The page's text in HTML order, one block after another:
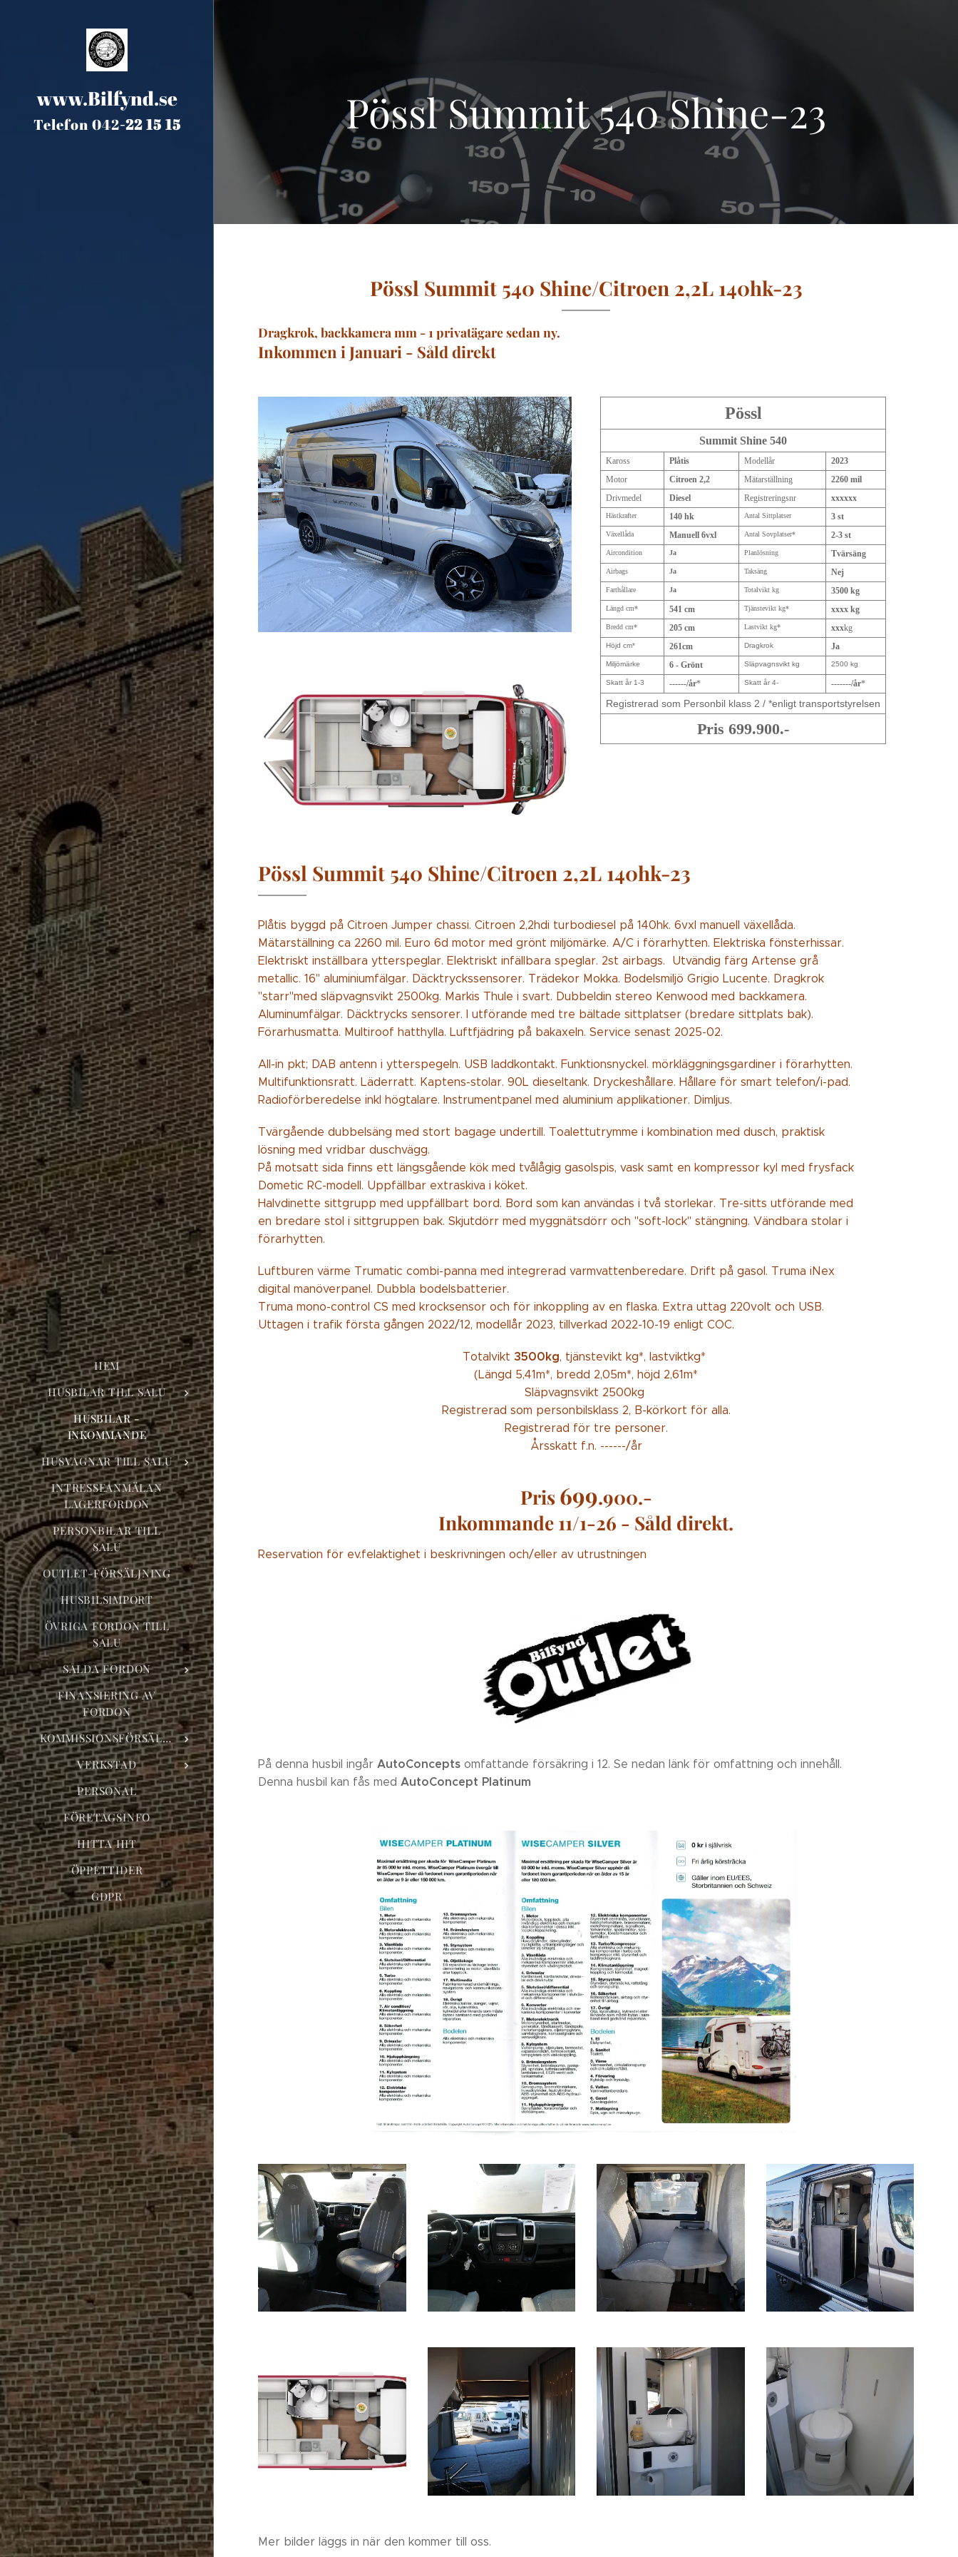
www.Bilfynd.se
Telefon 042-22 15 15
HEM
HUSBILAR TILL SALU
HUSBILAR -
INKOMMANDE
HUSVAGNAR TILL SALU
INTRESSEANMÄLAN
LAGERFORDON
PERSONBILAR TILL
SALU
OUTLET-FÖRSÄLJNING
HUSBILSIMPORT
ÖVRIGA FORDON TILL
SALU
SÅLDA FORDON
FINANSIERING AV
FORDON
KOMMISSIONSFÖRSÄLJNING
VERKSTAD
PERSONAL
FÖRETAGSINFO
HITTA HIT
ÖPPETTIDER
GDPR
Pössl Summit 540 Shine-23
Pössl Summit 540 Shine/Citroen 2,2L 140hk-23
Dragkrok, backkamera mm - 1 privatägare sedan ny.
Inkommen i Januari - Såld direkt
Pössl
Summit Shine 540
Kaross Plåtis Modellår
2023
Motor
Citroen 2,2 Mätarställning
2260 mil
Drivmedel
Diesel Registreringsnr xxxxxx
Hästkrafter 140 hk Antal Sittplatser 3 st
Växellåda Manuell 6vxl Antal Sovplatser* 2-3 st
Aircondition Ja Planlösning Tvärsäng
Airbags Ja Taksäng Nej
Farthållare Ja Totalvikt kg 3500 kg
Längd cm* 541 cm Tjänstevikt kg* xxxx kg
Bredd cm* 205 cm Lastvikt kg* xxxkg
Höjd cm* 261cm Dragkrok Ja
Miljömärke 6 - Grönt Släpvagnsvikt kg 2500 kg
Skatt år 1-3 ------/år* Skatt år 4- -------/år*
Registrerad som Personbil klass 2 / *enligt transportstyrelsen
Pris 699.900.-
Pössl Summit 540 Shine/Citroen 2,2L 140hk-23
Plåtis byggd på Citroen Jumper chassi. Citroen 2,2hdi turbodiesel på 140hk. 6vxl manuell växellåda.
Mätarställning ca 2260 mil. Euro 6d motor med grönt miljömärke. A/C i förarhytten. Elektriska fönsterhissar.
Elektriskt inställbara ytterspeglar. Elektriskt infällbara speglar. 2st airbags. Utvändig färg Artense grå
metallic. 16" aluminiumfälgar. Däcktryckssensorer. Trädekor Mokka. Bodelsmiljö Grigio Lucente. Dragkrok
"starr"med släpvagnsvikt 2500kg. Markis Thule i svart. Dubbeldin stereo Kenwood med backkamera.
Aluminumfälgar. Däcktrycks sensorer. I utförande med tre bältade sittplatser (bredare sittplats bak).
Förarhusmatta. Multiroof hatthylla. Luftfjädring på bakaxeln. Service senast 2025-02.
All-in pkt; DAB antenn i ytterspegeln. USB laddkontakt. Funktionsnyckel. mörkläggningsgardiner i förarhytten.
Multifunktionsratt. Läderratt. Kaptens-stolar. 90L dieseltank. Dryckeshållare. Hållare för smart telefon/i-pad.
Radioförberedelse inkl högtalare. Instrumentpanel med aluminium applikationer. Dimljus.
Tvärgående dubbelsäng med stort bagage undertill. Toalettutrymme i kombination med dusch, praktisk
lösning med vridbar duschvägg.
På motsatt sida finns ett längsgående kök med tvålågig gasolspis, vask samt en kompressor kyl med frysfack
Dometic RC-modell. Uppfällbar extraskiva i köket.
Halvdinette sittgrupp med uppfällbart bord. Bord som kan användas i två storlekar. Tre-sitts utförande med
en bredare stol i sittgruppen bak. Skjutdörr med myggnätsdörr och "soft-lock" stängning. Vändbara stolar i
förarhytten.
Luftburen värme Trumatic combi-panna med integrerad varmvattenberedare. Drift på gasol. Truma iNex
digital manöverpanel. Dubbla bodelsbatterier.
Truma mono-control CS med krocksensor och för inkoppling av en flaska. Extra uttag 220volt och USB.
Uttagen i trafik första gången 2022/12, modellår 2023, tillverkad 2022-10-19 enligt COC.
Totalvikt 3500kg, tjänstevikt kg*, lastviktkg*
(Längd 5,41m*, bredd 2,05m*, höjd 2,61m*
Släpvagnsvikt 2500kg
Registrerad som personbilsklass 2, B-körkort för alla.
Registrerad för tre personer.
Årsskatt f.n. ------/år
Pris699.900.-
Inkommande 11/1-26 - Såld direkt.
Reservation för ev.felaktighet i beskrivningen och/eller av utrustningen
På denna husbil ingår AutoConcepts omfattande försäkring i 12. Se nedan länk för omfattning och innehåll.
Denna husbil kan fås med AutoConcept Platinum
Mer bilder läggs in när den kommer till oss.